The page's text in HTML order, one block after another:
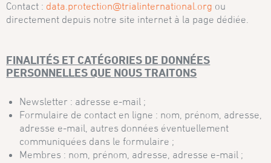
Contact : data.protection@trialinternational.org ou
directement depuis notre site internet à la page dédiée.
FINALITÉS ET CATÉGORIES DE DONNÉES
PERSONNELLES QUE NOUS TRAITONS
Newsletter : adresse e-mail ;
Formulaire de contact en ligne : nom, prénom, adresse,
adresse e-mail, autres données éventuellement
communiquées dans le formulaire ;
Membres : nom, prénom, adresse, adresse e-mail ;